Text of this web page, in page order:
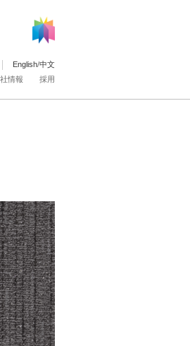
情報 採用
English/中文